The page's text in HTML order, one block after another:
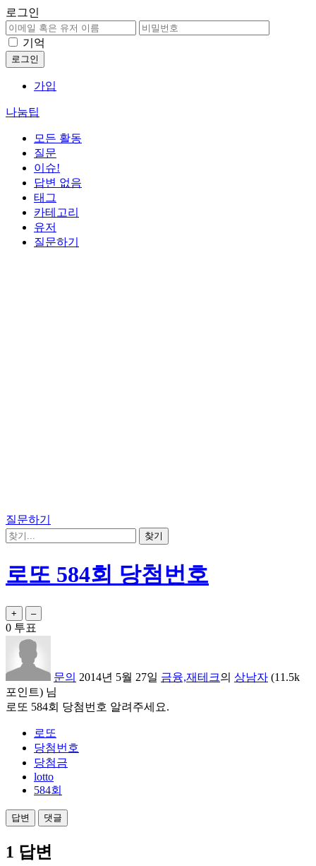
로그인
기억
가입
나눔팁
모든 활동
질문
이슈!
답변 없음
태그
카테고리
유저
질문하기
질문하기
로또 584회 당첨번호
0 투표
문의 2014년 5월 27일 금융,재테크의 상남자 (11.5k
포인트) 님
로또 584회 당첨번호 알려주세요.
로또
당첨번호
당첨금
lotto
584회
1 답변